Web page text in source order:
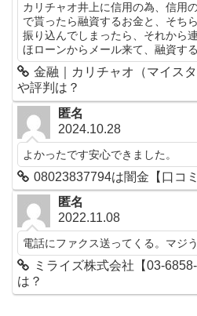
カリチャオ井上に信用の為、信用
で貰ったら融資するお金と、そち
振り込んでしまったら、それから
ほローンからメール来て、融資す
金融｜カリチャオ（マイス
や評判は？
匿名
2024.10.28
よかったです安心できました。
08023837794は闇金【口コ
匿名
2022.11.08
電話にファクス送ってくる。マジ
ミライズ株式会社【03-
は？